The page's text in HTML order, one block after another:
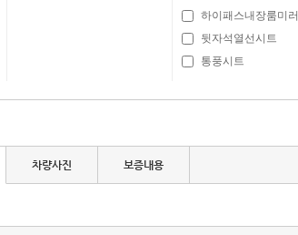
하이패스내장룸미러
뒷자석열선시트
통풍시트
차량사진 보증내용